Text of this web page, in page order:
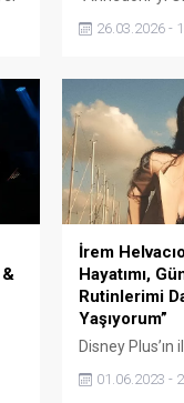
etiketiyle
temelli
Anhedoni,
farklı
şarkılarıyla
araya getirdiği
dönük bir
kişinin eskiden
şeylerden
hâlini
26.03.2026 -
&
İrem
Hayatımı,
Rutinlerimi
Yaşıyorum”
Disney
dizisi “Kaçış”ta
bundan sonraki
01.06.2023 -